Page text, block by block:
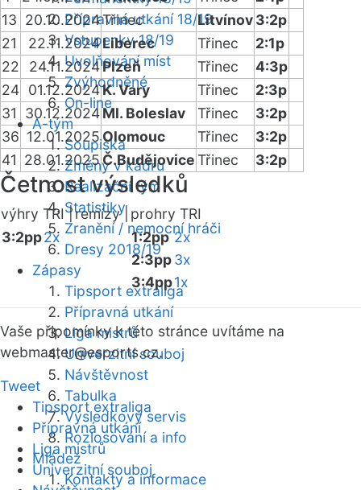
Přípravná utkání 18/19
Vstupenky 18/19
Uvolňování míst
Zvýhodněné
On-line
A-tým
Soupiska
Změny v kádru
Realizační tým
Statistiky
Zranění / nemocní hráči
Dresy 2018/19
Zápasy
Tipsport extraliga
Přípravná utkání
Liga mistrů
Univerzitní souboj
Návštěvnost
Tabulka
Výsledkový servis
Rozlosování a info
Mládež
Kontakty a informace
13 20.10.2024Třinec Litvínov3:2p
21
22.11.2024Liberec Třinec
2:1p
22
24.11.2024Plzeň Třinec
4:3p
24 01.12.2024K. Vary Třinec
2:3p
31
30.12.2024Ml. Boleslav Třinec
3:2p
36 12.01.2025 Olomouc Třinec
3:2p
41 28.01.2025Č.BudějoviceTřinec 3:2p
Četnost výsledků
výhry TRI |remízy | prohry TRI
3:2pp2x 1:2pp 2x
2:3pp3x
3:4pp1x
Vaše připomínky k této stránce uvítáme na
webmaster@esports.cz.
Tweet
Tipsport extraliga
Přípravná utkání
Liga mistrů
Univerzitní souboj